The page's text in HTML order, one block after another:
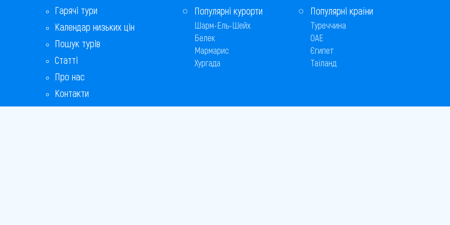
Гарячі тури
Календар низьких цін
Пошук турів
Статті
Про нас
Контакти
Бонусна програма
Популярні курорти
Шарм-Ель-Шейх
Белек
Мармарис
Хургада
Популярні країни
Туреччина
ОАЕ
Єгипет
Таїланд